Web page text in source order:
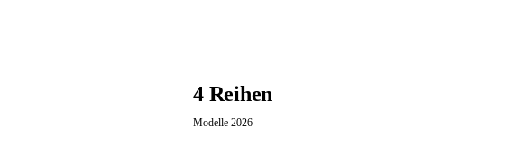
4 Reihen
Modelle 2026